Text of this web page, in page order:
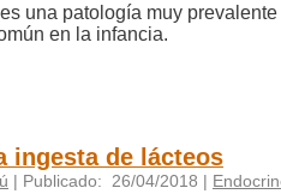
una patología muy
en la infancia.
ingesta de lácteos
| Publicado: 26/04/2018 |